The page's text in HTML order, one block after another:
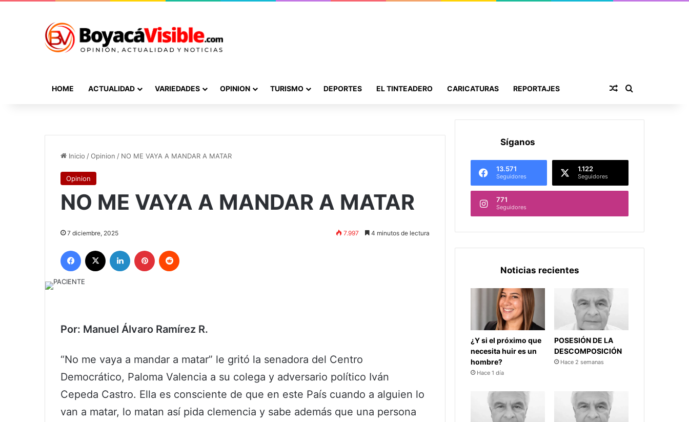
HOME ACTUALIDAD VARIEDADES OPINION TURISMO DEPORTES EL TINTEADERO CARICATURAS REPORTAJES Publicación al
Inicio /Opinion / NO ME VAYA A MANDAR A MATAR
Opinion
NO ME VAYA A MANDAR A MATAR
7 diciembre, 2025 7.997 4 minutos de lectura
Facebook LinkedIn Pinterest
Por: Manuel Álvaro Ramírez R.
“No me vaya a mandar a matar” le gritó la senadora del Centro
Democrático, Paloma Valencia a su colega y adversario político Iván
Cepeda Castro. Ella es consciente de que en este País cuando a alguien lo
van a matar, lo matan así pida clemencia y sabe además que una persona
Síganos
13.571
Seguidores
1.122
Seguidores
771
Seguidores
Noticias recientes
¿Y si el próximo que
necesita huir es un
hombre?
Hace 1 día
POSESIÓN DE LA
DESCOMPOSICIÓN
Hace 2 semanas